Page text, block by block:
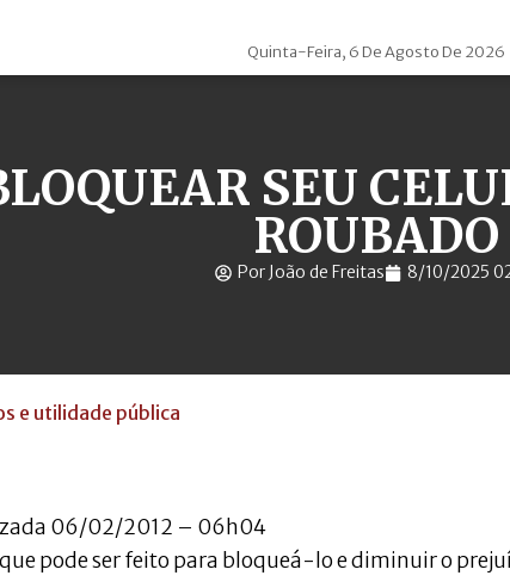
Quinta-Feira, 6 De Agosto De 2026
SEU
ROUBADO
Por João de Freitas 8/10/2025
e utilidade pública
06/02/2012 – 06h04
pode ser feito para bloqueá-lo e diminuir o